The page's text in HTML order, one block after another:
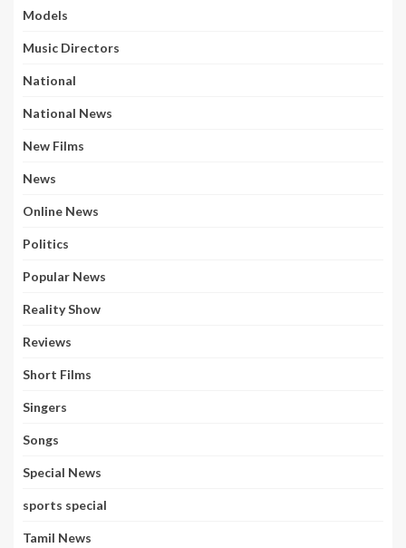
Models
Music Directors
National
National News
New Films
News
Online News
Politics
Popular News
Reality Show
Reviews
Short Films
Singers
Songs
Special News
sports special
Tamil News